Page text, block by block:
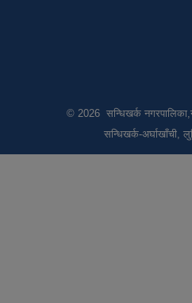
© 2026 सन्धिखर्क
सन्धिखर्क-अर्घाखाँची,